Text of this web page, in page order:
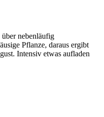
nebenläufig
Pflanze, daraus ergibt
Intensiv etwas aufladen